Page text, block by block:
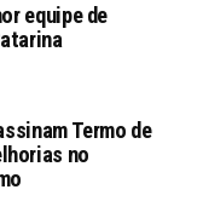
equipe de
Termo de
no